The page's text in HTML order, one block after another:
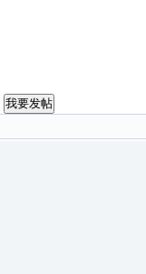
我要发帖